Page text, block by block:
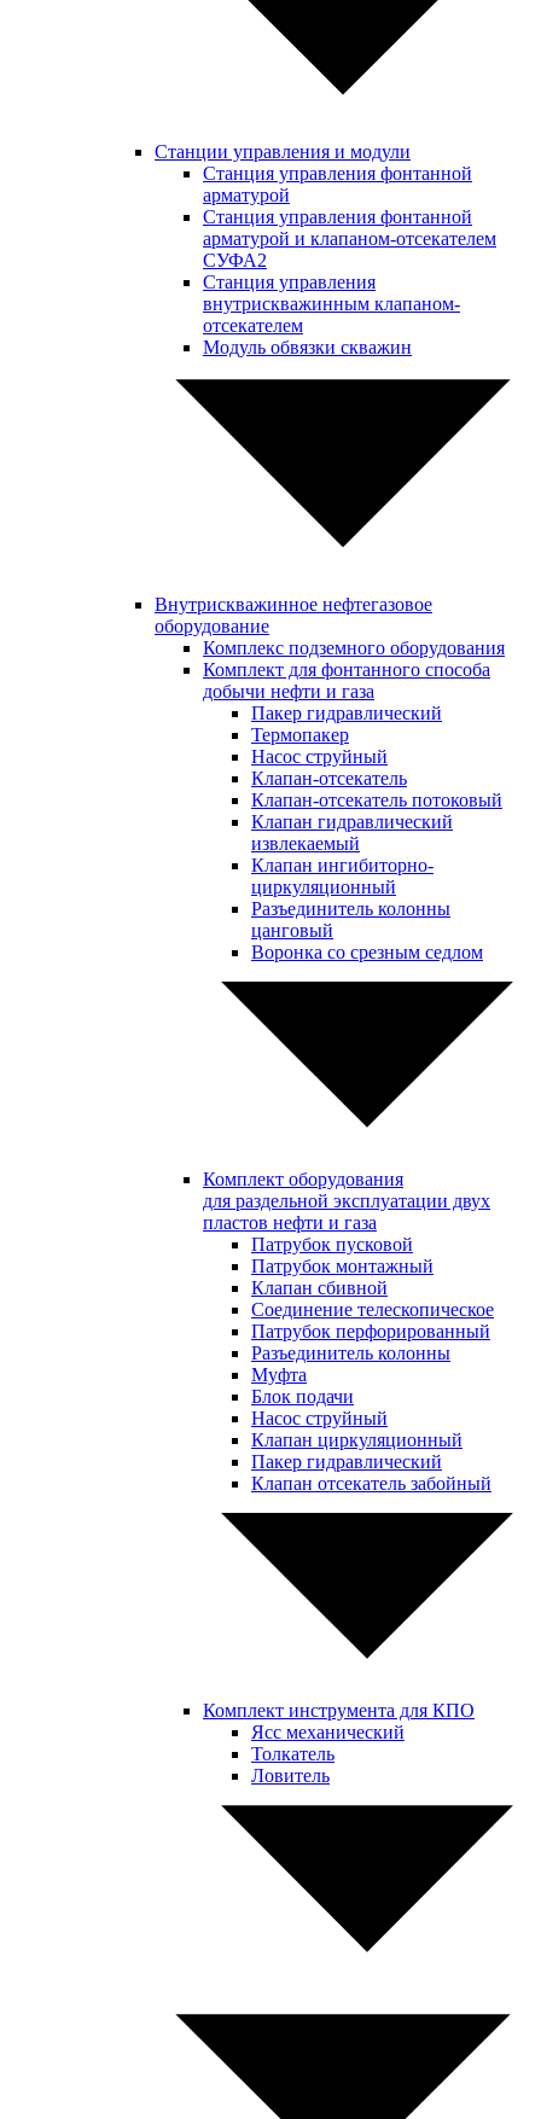
Станции управления и модули
Станция управления фонтанной
арматурой
Станция управления фонтанной
арматурой и клапаном-отсекателем
СУФА2
Станция управления
внутрискважинным клапаном-
отсекателем
Модуль обвязки скважин
Внутрискважинное нефтегазовое
оборудование
Комплекс подземного оборудования
Комплект для фонтанного способа
добычи нефти и газа
Пакер гидравлический
Термопакер
Насос струйный
Клапан-отсекатель
Клапан-отсекатель потоковый
Клапан гидравлический
извлекаемый
Клапан ингибиторно-
циркуляционный
Разъединитель колонны
цанговый
Воронка со срезным седлом
Комплект оборудования
для раздельной эксплуатации двух
пластов нефти и газа
Патрубок пусковой
Патрубок монтажный
Клапан сбивной
Соединение телескопическое
Патрубок перфорированный
Разъединитель колонны
Муфта
Блок подачи
Насос струйный
Клапан циркуляционный
Пакер гидравлический
Клапан отсекатель забойный
Комплект инструмента для КПО
Ясс механический
Толкатель
Ловитель